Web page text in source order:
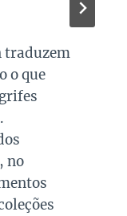
traduzem
o que
no